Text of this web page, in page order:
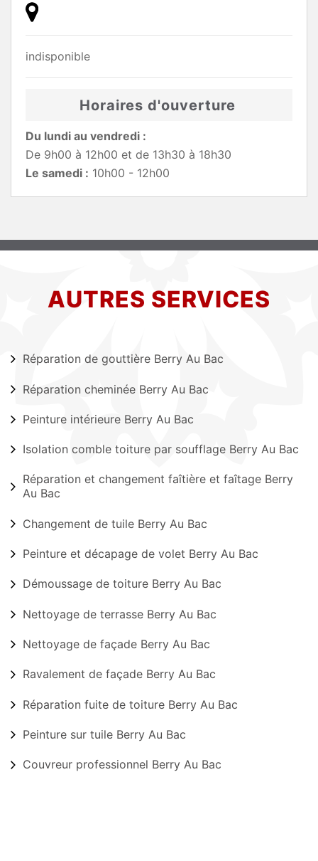
indisponible
Horaires d'ouverture
Du lundi au vendredi :
De 9h00 à 12h00 et de 13h30 à 18h30
Le samedi : 10h00 - 12h00
AUTRES SERVICES
Réparation de gouttière Berry Au Bac
Réparation cheminée Berry Au Bac
Peinture intérieure Berry Au Bac
Isolation comble toiture par soufflage Berry Au Bac
Réparation et changement faîtière et faîtage Berry
Au Bac
Changement de tuile Berry Au Bac
Peinture et décapage de volet Berry Au Bac
Démoussage de toiture Berry Au Bac
Nettoyage de terrasse Berry Au Bac
Nettoyage de façade Berry Au Bac
Ravalement de façade Berry Au Bac
Réparation fuite de toiture Berry Au Bac
Peinture sur tuile Berry Au Bac
Couvreur professionnel Berry Au Bac